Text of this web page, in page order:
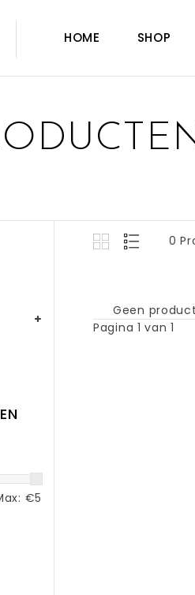
HOME SHOP
€5
0
Geen
Pagina 1 van 1